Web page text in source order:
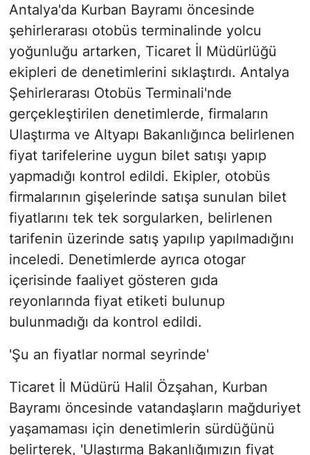
Antalya'da Kurban Bayramı öncesinde
şehirlerarası otobüs terminalinde yolcu
yoğunluğu artarken, Ticaret İl Müdürlüğü
ekipleri de denetimlerini sıklaştırdı. Antalya
Şehirlerarası Otobüs Terminali'nde
gerçekleştirilen denetimlerde, firmaların
Ulaştırma ve Altyapı Bakanlığınca belirlenen
fiyat tarifelerine uygun bilet satışı yapıp
yapmadığı kontrol edildi. Ekipler, otobüs
firmalarının gişelerinde satışa sunulan bilet
fiyatlarını tek tek sorgularken, belirlenen
tarifenin üzerinde satış yapılıp yapılmadığını
inceledi. Denetimlerde ayrıca otogar
içerisinde faaliyet gösteren gıda
reyonlarında fiyat etiketi bulunup
bulunmadığı da kontrol edildi.
'Şu an fiyatlar normal seyrinde'
Ticaret İl Müdürü Halil Özşahan, Kurban
Bayramı öncesinde vatandaşların mağduriyet
yaşamaması için denetimlerin sürdüğünü
belirterek, 'Ulaştırma Bakanlığımızın fiyat